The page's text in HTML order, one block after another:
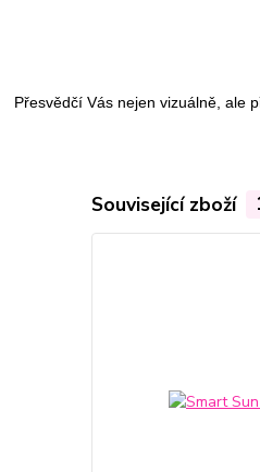
Přesvědčí Vás nejen vizuálně, ale
Související zboží